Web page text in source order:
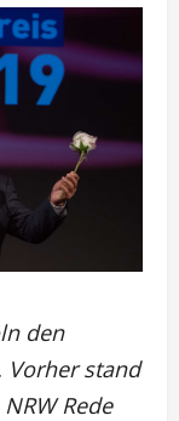
den
Vorher stand
Rede